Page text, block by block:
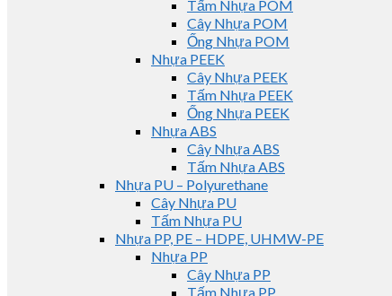
Tấm Nhựa POM
Cây Nhựa POM
Ống Nhựa POM
Nhựa PEEK
Cây Nhựa PEEK
Tấm Nhựa PEEK
Ống Nhựa PEEK
Nhựa ABS
Cây Nhựa ABS
Tấm Nhựa ABS
Nhựa PU – Polyurethane
Cây Nhựa PU
Tấm Nhựa PU
Nhựa PP, PE – HDPE, UHMW-PE
Nhựa PP
Cây Nhựa PP
Tấm Nhựa PP